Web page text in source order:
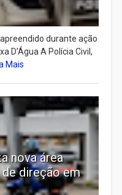
durante ação
D’Água A Polícia Civil,
Mais
nova área
direção em